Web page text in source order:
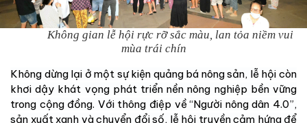
Không gian lễ hội rực rỡ sắc màu, lan tỏa niềm vui
mùa trái chín
Không dừng lại ở một sự kiện quảng bá nông sản, lễ hội còn
khơi dậy khát vọng phát triển nền nông nghiệp bền vững
trong cộng đồng. Với thông điệp về “Người nông dân 4.0”,
sản xuất xanh và chuyển đổi số, lễ hội truyền cảm hứng để